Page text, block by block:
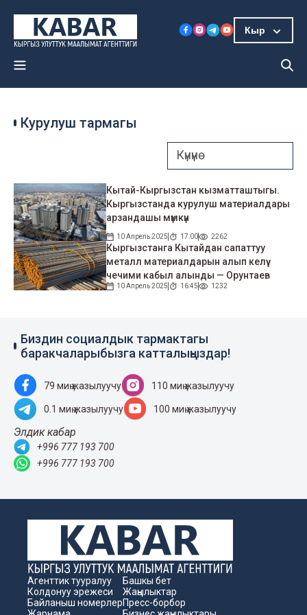
Кыр
Курулуш тармагы
Кытай-Кыргызстан кызматташтыгы.
Кыргызстанда курулуш материалдары
арзандашы мүмкүн
10 Апрель 2025 17:00 2262
Кыргызстанга Кытайдан сапаттуу
металл материалдарын алып келүү
чечими кабыл алынды — Орунтаев
10 Апрель 2025 16:45 1232
Биздин социалдык тармактагы
баракчаларыбызга катталыңыздар!
79 миң жазылуучу 110 миң жазылуучу
0.1 миң жазылуучу 100 миң жазылуучу
Элдик кабар
+996 777 193 700
+996 777 193 700
Агенттик тууралуу
Колдонуу эрежеси
Байланыш номерлер
Башкы бет
Жаңылыктар
Пресс-борбор